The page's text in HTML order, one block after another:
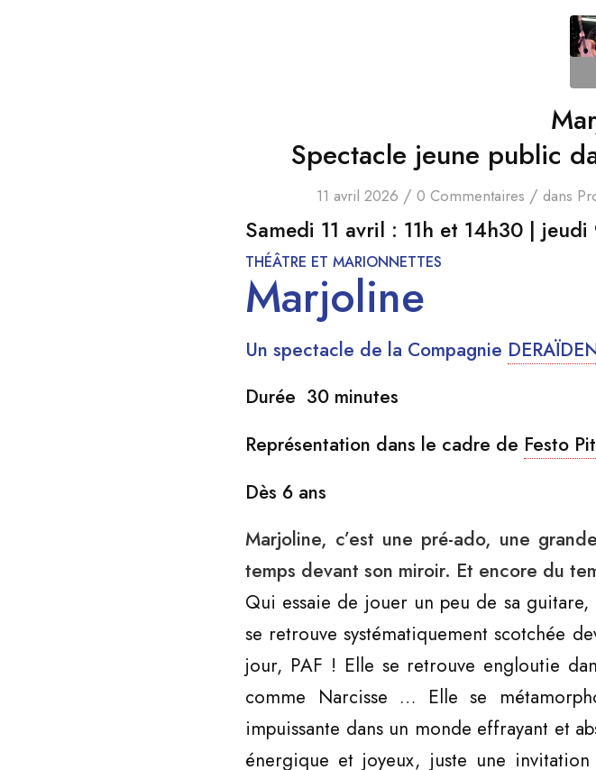
Spectacle jeune public
11 avril 2026 / 0 Commentaires / dans
Samedi 11 avril : 11h et 14h30 | jeudi
THÉÂTRE ET MARIONNETTES
Marjoline
Un spectacle de la Compagnie
Durée 30 minutes
Représentation dans le cadre de Festo
Dès 6 ans
Marjoline, c’est une pré-ado, une
temps devant son miroir. Et encore du
Qui essaie de jouer un peu de sa
se retrouve systématiquement scotchée
jour, PAF ! Elle se retrouve engloutie
comme Narcisse … Elle se
impuissante dans un monde effrayant et
énergique et joyeux, juste une